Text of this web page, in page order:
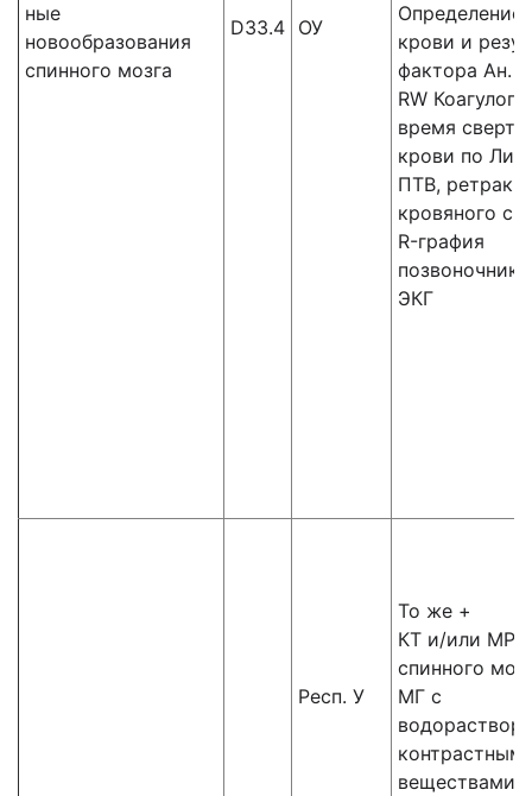
ные
новообразования
спинного мозга
D33.4 ОУ
Определение
крови и
фактора Ан.
RW
время
крови по Ли-
ПТВ,
кровяного
R-графия
ЭКГ
Респ. У
То же +
КТ и/или МРТ
спинного
МГ с
веществами